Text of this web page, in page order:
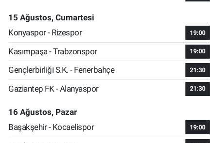
15 Ağustos, Cumartesi
Konyaspor - Rizespor
19:00
Kasımpaşa - Trabzonspor 19:00
Gençlerbirliği S.K. - Fenerbahçe 21:30
Gaziantep FK - Alanyaspor 21:30
16 Ağustos, Pazar
Başakşehir - Kocaelispor
19:00